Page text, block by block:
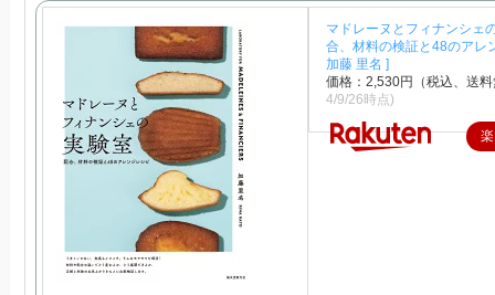
マドレーヌとフィナンシェ
合、材料の検証と48のアレ
加藤 里名 ]
価格：2,530円（税込、送
4/9/26時点)